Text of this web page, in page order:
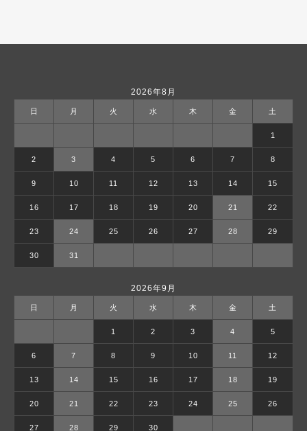
2026年8月
日 月 火 水 木 金 土
1
2 3 4 5 6 7 8
9 10 11 12 13 14 15
16 17 18 19 20 21 22
23 24 25 26 27 28 29
30 31
2026年9月
日 月 火 水 木 金 土
1 2 3 4 5
6 7 8 9 10 11 12
13 14 15 16 17 18 19
20 21 22 23 24 25 26
27 28 29 30